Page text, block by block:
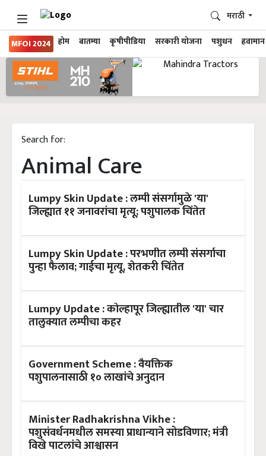
MFOI 2024 होम बातम्या कृषीपीडिया सरकारी योजना पशुधन हवामान
मराठी
Search for:
Animal Care
Lumpy Skin Update : लम्पी संसर्गामुळे 'या'
जिल्ह्यात ११ जनावरांचा मृत्यू; पशुपालक चिंतेत
Lumpy Skin Update : परभणीत लम्पी संसर्गाचा
पुन्हा फैलाव; गाईचा मृत्यू, शेतकरी चिंतेत
Lumpy Update : कोल्हापूर जिल्ह्यातील 'या' चार
तालुक्यात लम्पीचा कहर
Government Scheme : वैयक्तिक
पशुपालनासाठी १० लाखांचे अनुदान
Minister Radhakrishna Vikhe :
पशुसंवर्धनमधील समस्या प्राधान्याने सोडविणार; मंत्री
विखे पाटलांचे आश्वासन